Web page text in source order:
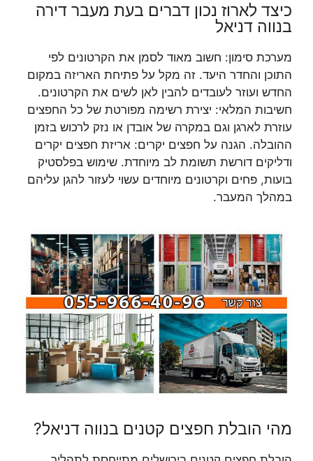
כיצד לארוז נכון דברים בעת מעבר דירה
בנווה דניאל
מערכת סימון: חשוב מאוד לסמן את הקרטונים לפי
התוכן והחדר היעד. זה מקל על פתיחת האריזה במקום
החדש ועוזר לעובדים להבין לאן לשים את הקרטונים.
חשיבות המלאי: יצירת רשימה מפורטת של כל החפצים
עוזרת לארגן וגם במקרה של אובדן או נזק לרכוש בזמן
ההובלה. הגנה על חפצים יקרים: אריזת חפצים יקרים
ודליקים דורשת תשומת לב מיוחדת. שימוש בפלסטיק
בועות, פחים וקרטונים מיוחדים עשוי לעזור להגן עליהם
במהלך המעבר.
מהי הובלת חפצים קטנים בנווה דניאל?